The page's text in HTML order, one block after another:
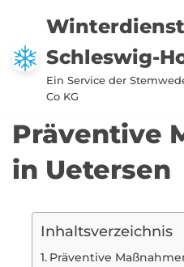
Zum
Inhalt
springen
Winterdienst
Schleswig-
Ein Service der
Co KG
Präventive
in Uetersen
Inhaltsverzeichnis
Präventive